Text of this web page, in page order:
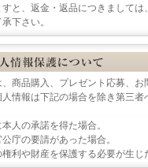
すと、返金・返品につきまして
下さい。
、商品購入、プレゼント応募、
人情報は下記の場合を除き第三
本人の承諾を得た場合。
公庁の要請があった場合。
権利や財産を保護する必要が生じ